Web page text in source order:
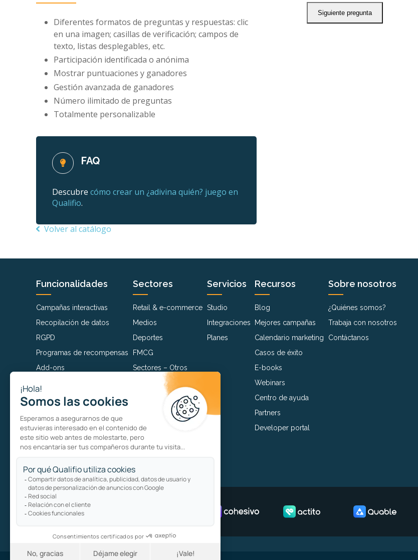
Diferentes formatos de preguntas y respuestas: clic
en una imagen; casillas de verificación; campos de
texto, listas desplegables, etc.
Participación identificada o anónima
Mostrar puntuaciones y ganadores
Gestión avanzada de ganadores
Número ilimitado de preguntas
Totalmente personalizable
FAQ
Descubre cómo crear un ¿adivina quién? juego en
Qualifio.
Volver al catálogo
Funcionalidades
Campañas interactivas
Recopilación de datos
RGPD
Programas de recompensas
Add-ons
Sectores
Retail & e-commerce
Medios
Deportes
FMCG
Sectores – Otros
Servicios
Studio
Integraciones
Planes
Recursos
Blog
Mejores campañas
Calendario marketing
Casos de éxito
E-books
Webinars
Centro de ayuda
Partners
Developer portal
Sobre nosotros
¿Quiénes somos?
Trabaja con nosotros
Contáctanos